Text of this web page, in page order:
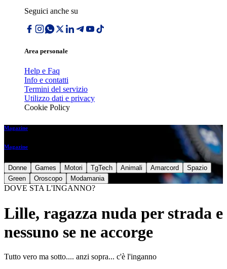
Seguici anche su
Area personale
Help e Faq
Info e contatti
Termini del servizio
Utilizzo dati e privacy
Cookie Policy
Magazine
Magazine
Donne Games Motori TgTech Animali Amarcord
Spazio
Green
Oroscopo Modamania
DOVE STA L'INGANNO?
Lille, ragazza nuda per strada e
nessuno se ne accorge
Tutto vero ma sotto.... anzi sopra... c'è l'inganno